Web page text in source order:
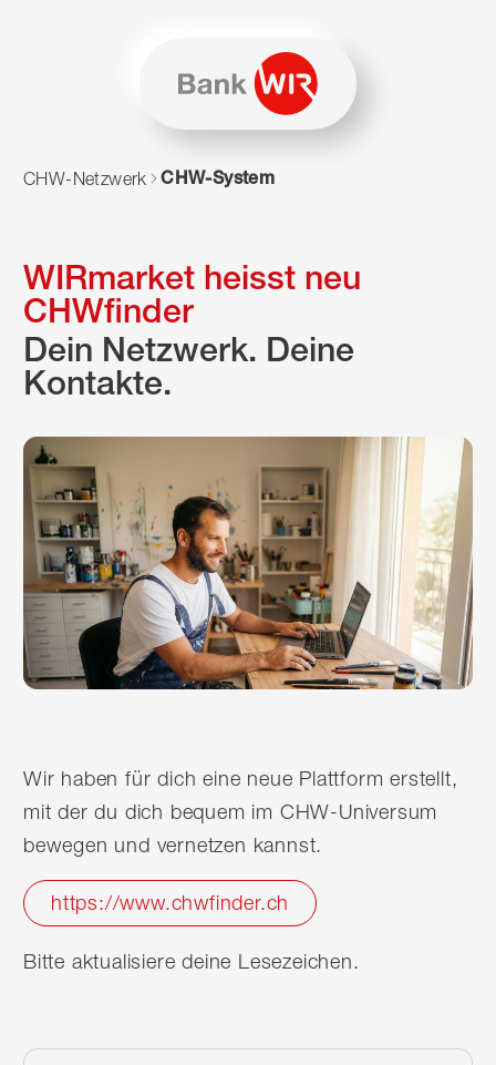
Zum Navigieren dieser Seite wird JavaScript benötigt.
CHW-Netzwerk CHW-System
WIRmarket heisst neu
CHWfinder
Dein Netzwerk. Deine
Kontakte.
Wir haben für dich eine neue Plattform erstellt,
mit der du dich bequem im CHW-Universum
bewegen und vernetzen kannst.
https://www.chwfinder.ch
Bitte aktualisiere deine Lesezeichen.